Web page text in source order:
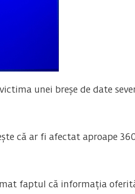
unei breșe de date
că ar fi afectat aproape
faptul că informația